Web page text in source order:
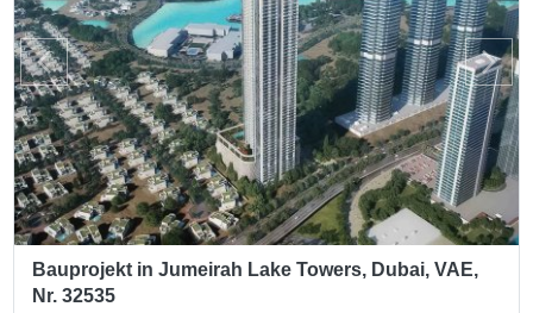
Bauprojekt in Jumeirah Lake Towers, Dubai, VAE,
Nr. 32535